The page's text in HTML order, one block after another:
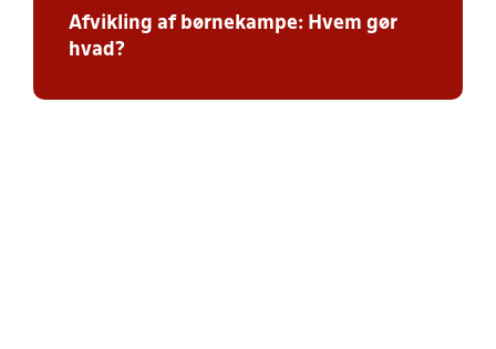
Afvikling af børnekampe: Hvem gør
hvad?